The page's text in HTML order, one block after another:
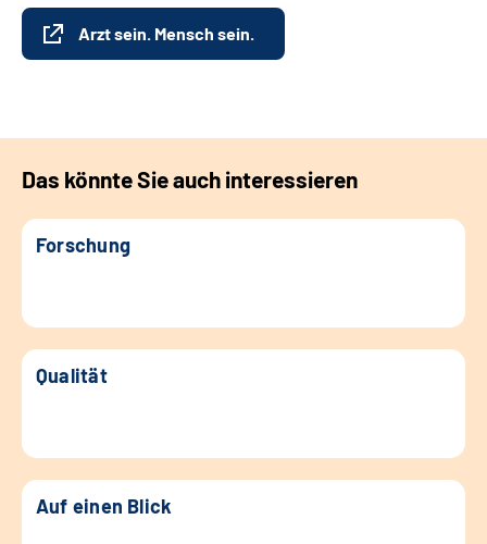
Arzt sein. Mensch sein.
Das könnte Sie auch interessieren
Forschung
Qualität
Auf einen Blick